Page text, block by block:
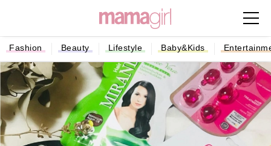
Fashion Beauty Lifestyle Baby&Kids